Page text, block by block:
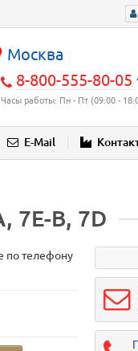
Москва
8-800-555-80-05
Часы работы: Пн - Пт (09:00 -
E-Mail
7Е-B, 7D
по телефону